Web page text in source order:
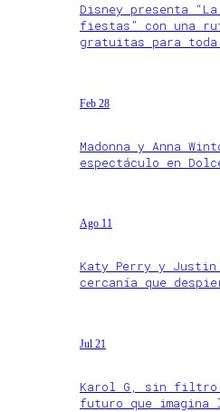
Disney presenta
fiestas” con una
gratuitas para
Feb 28
Madonna y Anna
espectáculo en
Ago 11
Katy Perry y Justin
cercanía que
Jul 21
Karol G, sin
futuro que imagina